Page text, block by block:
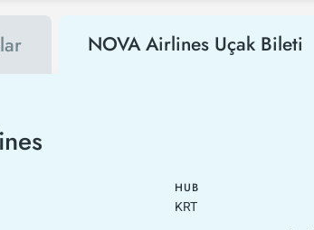
NOVA Airlines Uçak Bileti
HUB
KRT